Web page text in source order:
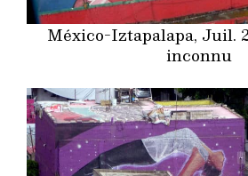
México-Iztapalapa, Juil.
inconnu